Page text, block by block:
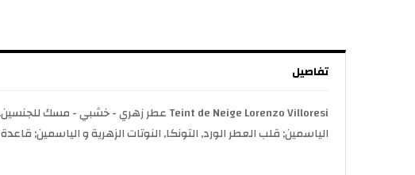
تفاصيل
الياسمين; قلب العطر الورد, التونكا, النوتات الزهرية و الياسمين;